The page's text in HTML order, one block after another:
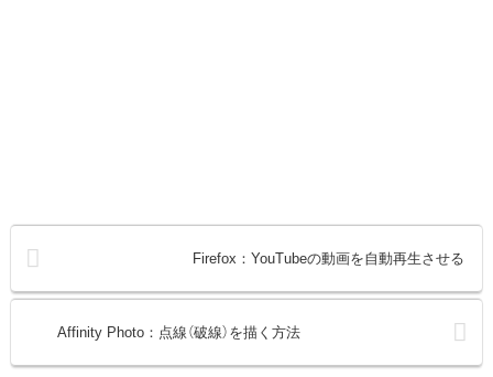
Firefox：YouTubeの動画を自動再生させる
Affinity Photo：点線（破線）を描く方法